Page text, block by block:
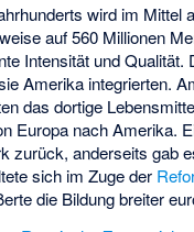
wird im
auf 560 Millionen
Intensität und
Amerika integrierten.
das dortige
Europa nach Amerika.
zurück, anderseits gab
sich im Zuge der
die Bildung breiter